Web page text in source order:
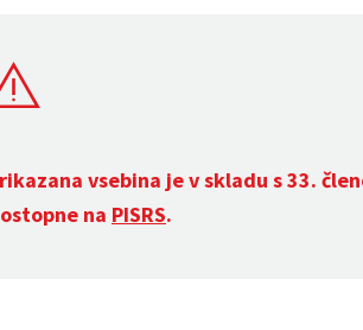
vsebina je v skladu s 33.
na PISRS.